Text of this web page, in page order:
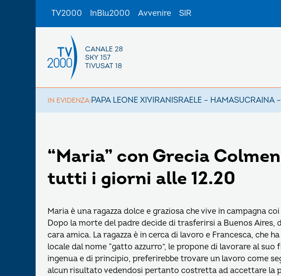
TV2000 InBlu2000 Avvenire SIR
CANALE 28
SKY 157
TIVUSAT 18
IN EVIDENZA:PAPA LEONE XIVIRANISRAELE – HAMASUCRAINA
“Maria” con Grecia
tutti i giorni alle 12.20
Maria è una ragazza dolce e graziosa che vive in campagna
Dopo la morte del padre decide di trasferirsi a Buenos Aires,
cara amica. La ragazza è in cerca di lavoro e Francesca, che
locale dal nome “gatto azzurro”, le propone di lavorare al suo
ingenua e di principio, preferirebbe trovare un lavoro come
alcun risultato vedendosi pertanto costretta ad accettare la